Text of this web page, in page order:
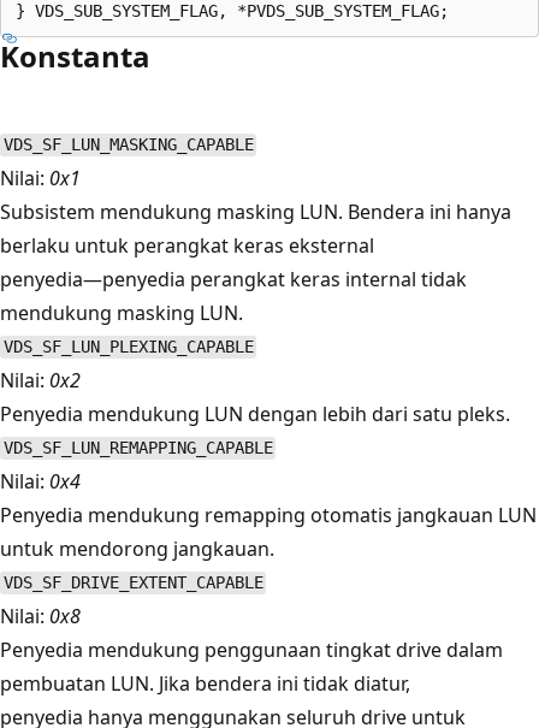
Konstanta
VDS_SF_LUN_MASKING_CAPABLE
Nilai: 0x1
Subsistem mendukung masking LUN. Bendera ini hanya
berlaku untuk perangkat keras eksternal
penyedia—penyedia perangkat keras internal tidak
mendukung masking LUN.
VDS_SF_LUN_PLEXING_CAPABLE
Nilai: 0x2
Penyedia mendukung LUN dengan lebih dari satu pleks.
VDS_SF_LUN_REMAPPING_CAPABLE
Nilai: 0x4
Penyedia mendukung remapping otomatis jangkauan LUN
untuk mendorong jangkauan.
VDS_SF_DRIVE_EXTENT_CAPABLE
Nilai: 0x8
Penyedia mendukung penggunaan tingkat drive dalam
pembuatan LUN. Jika bendera ini tidak diatur,
penyedia hanya menggunakan seluruh drive untuk